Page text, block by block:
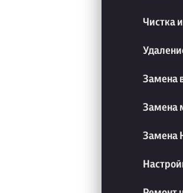
Чистка
Замена
Замена
Замена